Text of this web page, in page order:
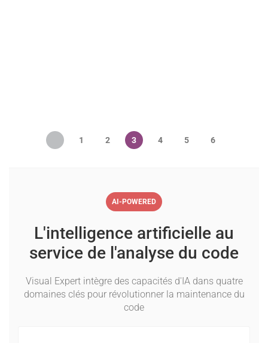
AI-POWERED
L'intelligence artificielle au
service de l'analyse du code
Visual Expert intègre des capacités d'IA dans quatre
domaines clés pour révolutionner la maintenance du
code